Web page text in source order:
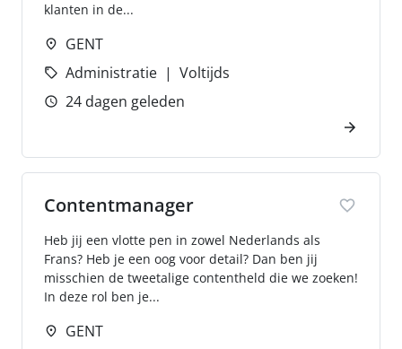
klanten in de...
GENT
Administratie
Voltijds
24 dagen geleden
Contentmanager
Heb jij een vlotte pen in zowel Nederlands als
Frans? Heb je een oog voor detail? Dan ben jij
misschien de tweetalige contentheld die we zoeken!
In deze rol ben je...
GENT